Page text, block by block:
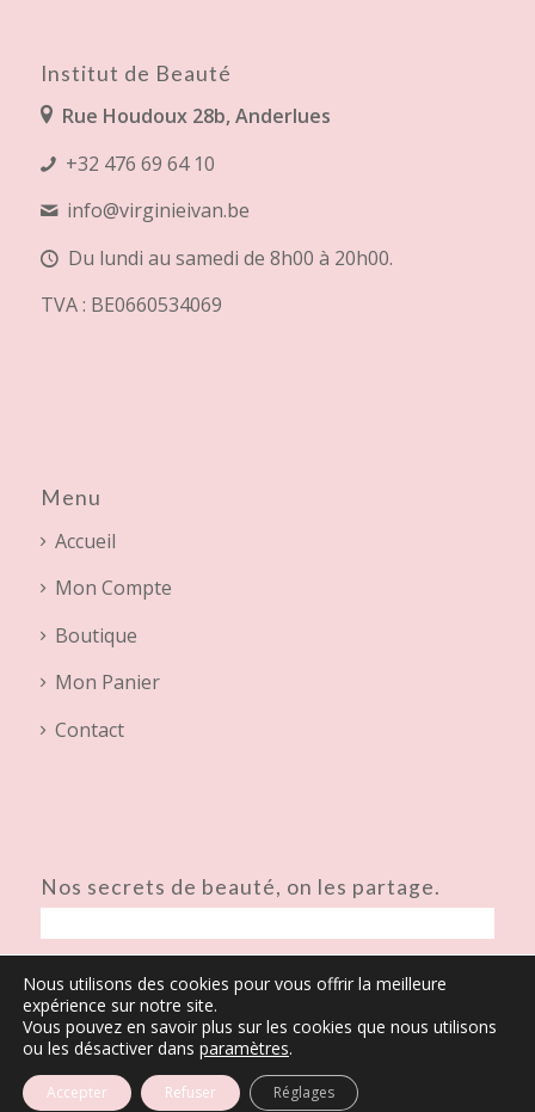
Institut de Beauté
Rue Houdoux 28b, Anderlues
+32 476 69 64 10
info@virginieivan.be
Du lundi au samedi de 8h00 à 20h00.
TVA : BE0660534069
Menu
Accueil
Mon Compte
Boutique
Mon Panier
Contact
Nos secrets de beauté, on les partage.
Accueil
Mon Compte Chèques cadeaux
Contact Conditions générales de vente
Nous utilisons des cookies pour vous offrir la meilleure
expérience sur notre site.
Vous pouvez en savoir plus sur les cookies que nous utilisons
ou les désactiver dans paramètres.
Accepter Refuser Réglages